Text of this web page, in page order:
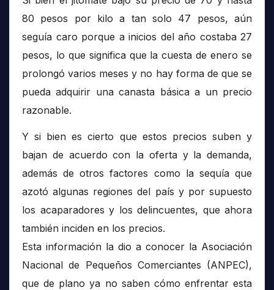
80 pesos por kilo a tan solo 47 pesos, aún
seguía caro porque a inicios del año costaba 27
pesos, lo que significa que la cuesta de enero se
prolongó varios meses y no hay forma de que se
pueda adquirir una canasta básica a un precio
razonable.
Y si bien es cierto que estos precios suben y
bajan de acuerdo con la oferta y la demanda,
además de otros factores como la sequía que
azotó algunas regiones del país y por supuesto
los acaparadores y los delincuentes, que ahora
también inciden en los precios.
Esta información la dio a conocer la Asociación
Nacional de Pequeños Comerciantes (ANPEC),
que de plano ya no saben cómo enfrentar esta